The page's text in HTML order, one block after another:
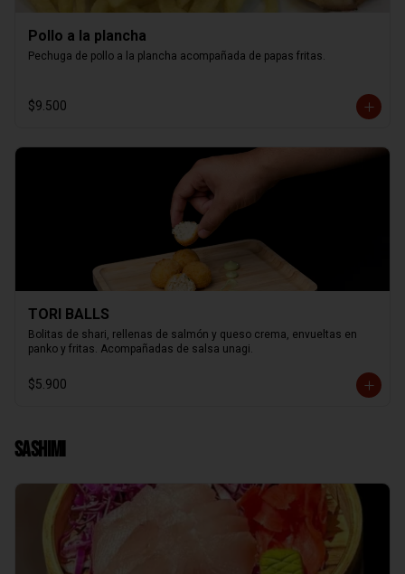
Pollo a la plancha
Pechuga de pollo a la plancha acompañada de papas fritas.
$9.500
TORI BALLS
Bolitas de shari, rellenas de salmón y queso crema, envueltas en
panko y fritas. Acompañadas de salsa unagi.
$5.900
Sashimi